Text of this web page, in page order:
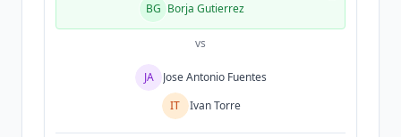
BG Borja Gutierrez
vs
JA
Jose Antonio Fuentes
IT
Ivan Torre